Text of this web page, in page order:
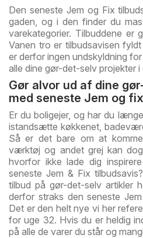
Den seneste Jem og Fix
gaden, og i den finder du
varekategorier. Tilbuddene
Vanen tro er tilbudsavisen
er derfor ingen undskyldning
alle dine gør-det-selv projekter i
Gør alvor ud af dine
med seneste Jem og
Er du boligejer, og har du
istandsætte køkkenet,
Så er det bare om at komme
værktøj og andet grej kan
hvorfor ikke lade dig
seneste Jem & Fix
tilbud på gør-det-selv artikler
derfor straks den seneste
Det er den helt nye vi her
for uge 32. Hvis du er heldig
på alle de varer du står og